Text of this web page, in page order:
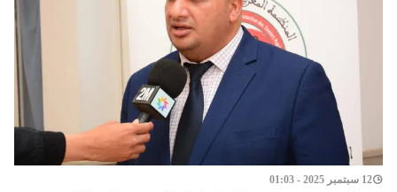
12 سبتمبر 2025 - 01:03